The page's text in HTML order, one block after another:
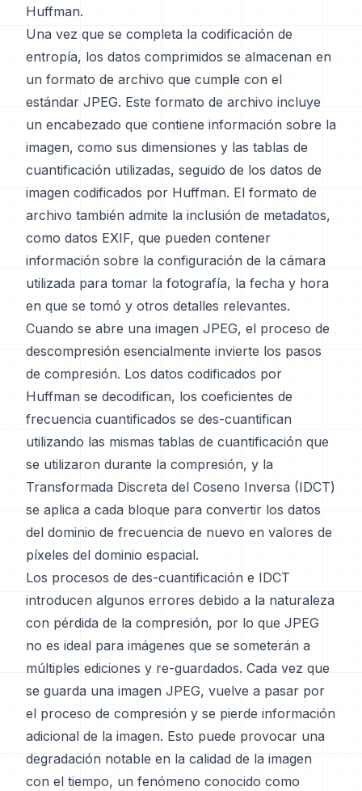
Huffman.
Una vez que se completa la codificación de
entropía, los datos comprimidos se almacenan en
un formato de archivo que cumple con el
estándar JPEG. Este formato de archivo incluye
un encabezado que contiene información sobre la
imagen, como sus dimensiones y las tablas de
cuantificación utilizadas, seguido de los datos de
imagen codificados por Huffman. El formato de
archivo también admite la inclusión de metadatos,
como datos EXIF, que pueden contener
información sobre la configuración de la cámara
utilizada para tomar la fotografía, la fecha y hora
en que se tomó y otros detalles relevantes.
Cuando se abre una imagen JPEG, el proceso de
descompresión esencialmente invierte los pasos
de compresión. Los datos codificados por
Huffman se decodifican, los coeficientes de
frecuencia cuantificados se des-cuantifican
utilizando las mismas tablas de cuantificación que
se utilizaron durante la compresión, y la
Transformada Discreta del Coseno Inversa (IDCT)
se aplica a cada bloque para convertir los datos
del dominio de frecuencia de nuevo en valores de
píxeles del dominio espacial.
Los procesos de des-cuantificación e IDCT
introducen algunos errores debido a la naturaleza
con pérdida de la compresión, por lo que JPEG
no es ideal para imágenes que se someterán a
múltiples ediciones y re-guardados. Cada vez que
se guarda una imagen JPEG, vuelve a pasar por
el proceso de compresión y se pierde información
adicional de la imagen. Esto puede provocar una
degradación notable en la calidad de la imagen
con el tiempo, un fenómeno conocido como